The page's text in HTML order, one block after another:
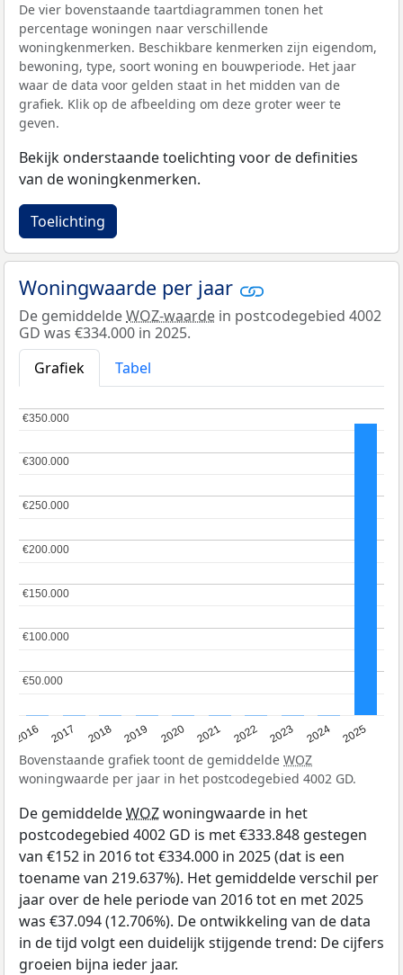
De vier bovenstaande taartdiagrammen tonen het
percentage woningen naar verschillende
woningkenmerken. Beschikbare kenmerken zijn eigendom,
bewoning, type, soort woning en bouwperiode. Het jaar
waar de data voor gelden staat in het midden van de
grafiek. Klik op de afbeelding om deze groter weer te
geven.
Bekijk onderstaande toelichting voor de definities
van de woningkenmerken.
Toelichting
Woningwaarde per jaar
De gemiddeldeWOZ-waarde in postcodegebied 4002
GD was €334.000 in 2025.
Grafiek
Tabel
2016 2017 2018 2019 2020 2021 2022 2023 2024 2025
€50.000
€50.000
€100.000
€100.000
€150.000
€150.000
€200.000
€200.000
€250.000
€250.000
€300.000
€300.000
€350.000
€350.000
Bovenstaande grafiek toont de gemiddelde WOZ
woningwaarde per jaar in het postcodegebied 4002 GD.
De gemiddeldeWOZwoningwaarde in het
postcodegebied 4002 GD is met €333.848 gestegen
van €152 in 2016 tot €334.000 in 2025 (dat is een
toename van 219.637%). Het gemiddelde verschil per
jaar over de hele periode van 2016 tot en met 2025
was €37.094 (12.706%). De ontwikkeling van de data
in de tijd volgt een duidelijk stijgende trend: De cijfers
groeien bijna ieder jaar.